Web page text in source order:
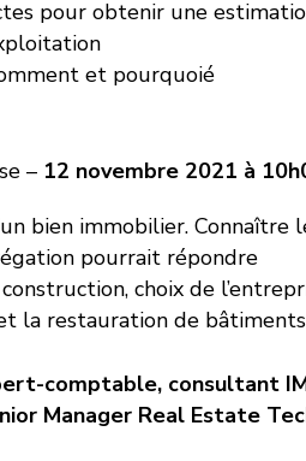
pour obtenir une
et pourquoié
– 12 novembre 2021 à
bien immobilier. Connaître
pourrait répondre
choix de
la restauration de
comptable, consultant
Manager Real Estate